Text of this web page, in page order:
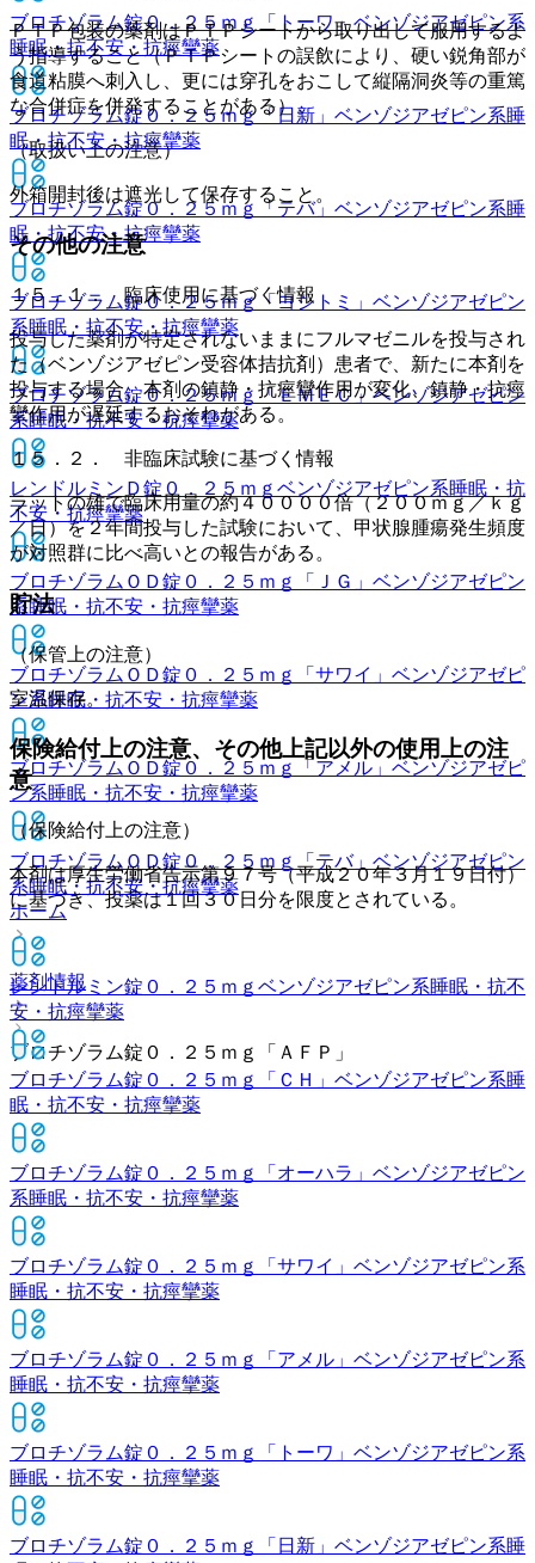
ブロチゾラム錠０．２５ｍｇ「トーワ」ベンゾジアゼピン系
睡眠・抗不安・抗痙攣薬
ブロチゾラム錠０．２５ｍｇ「日新」 ベンゾジアゼピン系睡
眠・抗不安・抗痙攣薬
ブロチゾラム錠０．２５ｍｇ「テバ」 ベンゾジアゼピン系睡
眠・抗不安・抗痙攣薬
ブロチゾラム錠０．２５ｍｇ「ヨシトミ」 ベンゾジアゼピン
系睡眠・抗不安・抗痙攣薬
ブロチゾラム錠０．２５ｍｇ「ＥＭＥＣ」ベンゾジアゼピン
系睡眠・抗不安・抗痙攣薬
レンドルミンＤ錠０．２５ｍｇ ベンゾジアゼピン系睡眠・抗
不安・抗痙攣薬
ブロチゾラムＯＤ錠０．２５ｍｇ「ＪＧ」 ベンゾジアゼピン
系睡眠・抗不安・抗痙攣薬
ブロチゾラムＯＤ錠０．２５ｍｇ「サワイ」 ベンゾジアゼピ
ン系睡眠・抗不安・抗痙攣薬
ブロチゾラムＯＤ錠０．２５ｍｇ「アメル」 ベンゾジアゼピ
ン系睡眠・抗不安・抗痙攣薬
ブロチゾラムＯＤ錠０．２５ｍｇ「テバ」 ベンゾジアゼピン
系睡眠・抗不安・抗痙攣薬
ホーム
薬剤情報
ブロチゾラム錠０．２５ｍｇ「ＡＦＰ」
ＰＴＰ包装の薬剤はＰＴＰシートから取り出して服用するよ
う指導すること（ＰＴＰシートの誤飲により、硬い鋭角部が
食道粘膜へ刺入し、更には穿孔をおこして縦隔洞炎等の重篤
な合併症を併発することがある）。
（取扱い上の注意）
外箱開封後は遮光して保存すること。
その他の注意
１５．１． 臨床使用に基づく情報
投与した薬剤が特定されないままにフルマゼニルを投与され
た（ベンゾジアゼピン受容体拮抗剤）患者で、新たに本剤を
投与する場合、本剤の鎮静・抗痙攣作用が変化、鎮静・抗痙
攣作用が遅延するおそれがある。
１５．２． 非臨床試験に基づく情報
ラットの雄で臨床用量の約４００００倍（２００ｍｇ／ｋｇ
／日）を２年間投与した試験において、甲状腺腫瘍発生頻度
が対照群に比べ高いとの報告がある。
貯法
（保管上の注意）
室温保存。
保険給付上の注意、その他上記以外の使用上の注
意
（保険給付上の注意）
本剤は厚生労働省告示第９７号（平成２０年３月１９日付）
に基づき、投薬は１回３０日分を限度とされている。
レンドルミン錠０．２５ｍｇ ベンゾジアゼピン系睡眠・抗不
安・抗痙攣薬
ブロチゾラム錠０．２５ｍｇ「ＣＨ」 ベンゾジアゼピン系睡
眠・抗不安・抗痙攣薬
ブロチゾラム錠０．２５ｍｇ「オーハラ」 ベンゾジアゼピン
系睡眠・抗不安・抗痙攣薬
ブロチゾラム錠０．２５ｍｇ「サワイ」 ベンゾジアゼピン系
睡眠・抗不安・抗痙攣薬
ブロチゾラム錠０．２５ｍｇ「アメル」 ベンゾジアゼピン系
睡眠・抗不安・抗痙攣薬
ブロチゾラム錠０．２５ｍｇ「トーワ」 ベンゾジアゼピン系
睡眠・抗不安・抗痙攣薬
ブロチゾラム錠０．２５ｍｇ「日新」 ベンゾジアゼピン系睡